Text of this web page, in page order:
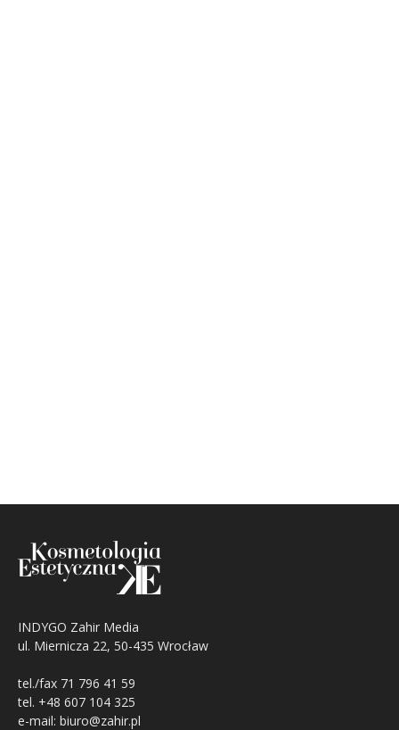
INDYGO Zahir Media
ul. Miernicza 22, 50-435 Wrocław
tel./fax 71 796 41 59
tel. +48 607 104 325
e-mail: biuro@zahir.pl